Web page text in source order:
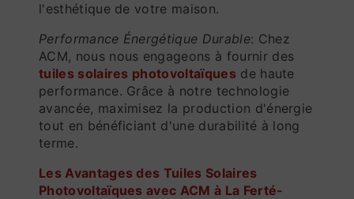
l'esthétique de votre maison.
Performance Énergétique Durable: Chez
ACM, nous nous engageons à fournir des
tuiles solaires photovoltaïquesde haute
performance. Grâce à notre technologie
avancée, maximisez la production d'énergie
tout en bénéficiant d'une durabilité à long
terme.
Les Avantages des Tuiles Solaires
Photovoltaïques avec ACM à La Ferté-